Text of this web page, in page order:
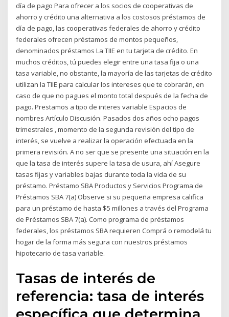
día de pago Para ofrecer a los socios de cooperativas de
ahorro y crédito una alternativa a los costosos préstamos de
día de pago, las cooperativas federales de ahorro y crédito
federales ofrecen préstamos de montos pequeños,
denominados préstamos La TIIE en tu tarjeta de crédito. En
muchos créditos, tú puedes elegir entre una tasa fija o una
tasa variable, no obstante, la mayoría de las tarjetas de crédito
utilizan la TIIE para calcular los intereses que te cobrarán, en
caso de que no pagues el monto total después de la fecha de
pago. Prestamos a tipo de interes variable Espacios de
nombres Artículo Discusión. Pasados dos años ocho pagos
trimestrales , momento de la segunda revisión del tipo de
interés, se vuelve a realizar la operación efectuada en la
primera revisión. A no ser que se presente una situación en la
que la tasa de interés supere la tasa de usura, ahí Asegure
tasas fijas y variables bajas durante toda la vida de su
préstamo. Préstamo SBA Productos y Servicios Programa de
Préstamos SBA 7(a) Observe si su pequeña empresa califica
para un préstamo de hasta $5 millones a través del Programa
de Préstamos SBA 7(a). Como programa de préstamos
federales, los préstamos SBA requieren Comprá o remodelá tu
hogar de la forma más segura con nuestros préstamos
hipotecario de tasa variable.
Tasas de interés de
referencia: tasa de interés